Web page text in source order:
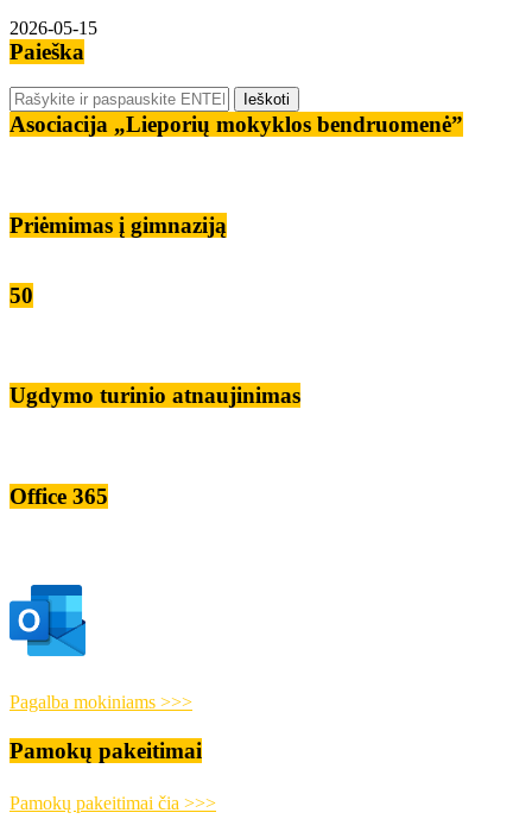
2026-05-15
Paieška
Asociacija „Lieporių mokyklos bendruomenė”
Priėmimas į gimnaziją
50
Ugdymo turinio atnaujinimas
Office 365
Pagalba mokiniams >>>
Pamokų pakeitimai
Pamokų pakeitimai čia >>>